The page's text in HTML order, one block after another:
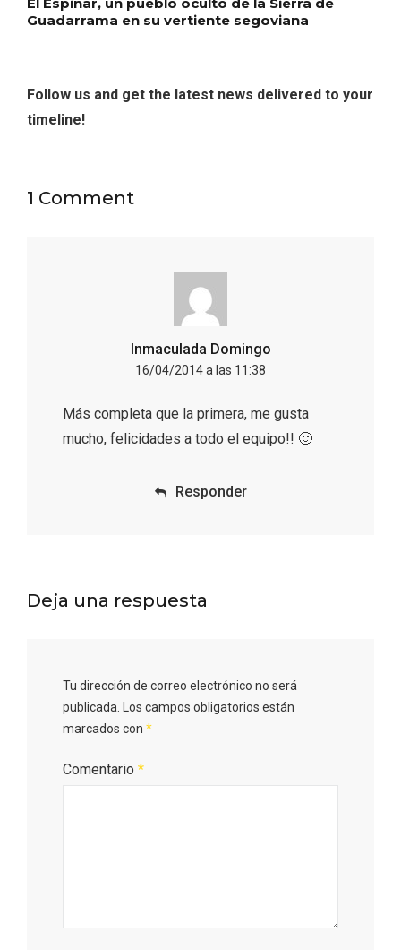
Guadarrama en su vertiente segoviana
Follow us and get the latest news delivered to your
timeline!
1 Comment
Inmaculada Domingo
16/04/2014 a las 11:38
Más completa que la primera, me gusta
mucho, felicidades a todo el equipo!! 🙂
Responder
Deja una respuesta
Tu dirección de correo electrónico no será
publicada.
Los campos obligatorios están
marcados con *
Comentario *
La zonificación como recurso turístico
de la Ruta del Vino de Rueda